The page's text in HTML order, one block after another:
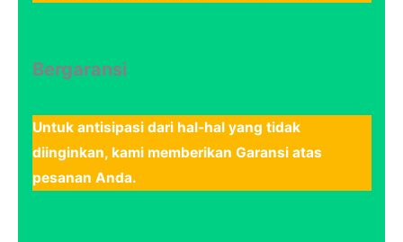
Bergaransi
Untuk antisipasi dari hal-hal yang tidak
diinginkan, kami memberikan Garansi atas
pesanan Anda.